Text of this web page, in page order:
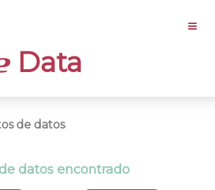
Data
de datos
datos encontrado